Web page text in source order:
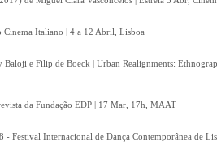
Cinema Italiano | 4 a 12 Abril, Lisboa
Baloji e Filip de Boeck | Urban Realignments:
da Fundação EDP | 17 Mar, 17h, MAAT
- Festival Internacional de Dança Contemporânea de